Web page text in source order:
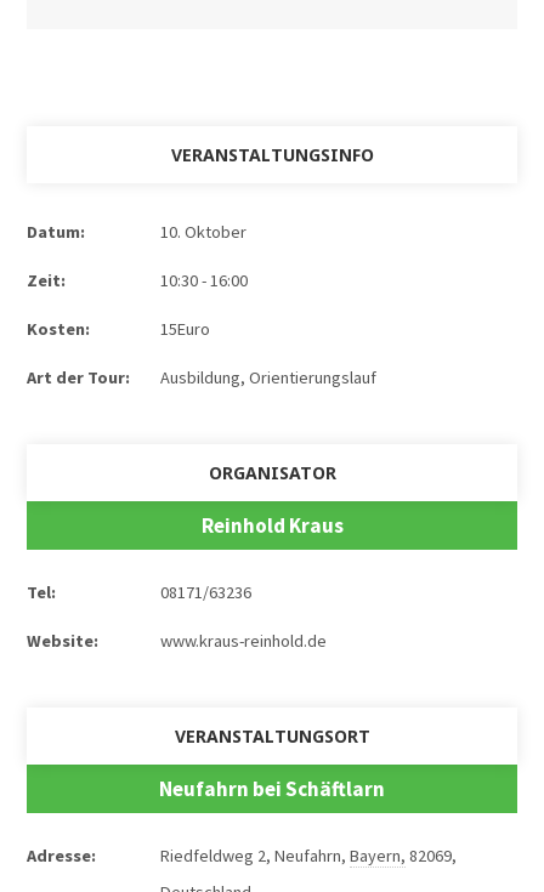
VERANSTALTUNGSINFO
Datum: 10. Oktober
Zeit: 10:30 - 16:00
Kosten: 15Euro
Art der Tour: Ausbildung,Orientierungslauf
ORGANISATOR
Reinhold Kraus
Tel: 08171/63236
Website: www.kraus-reinhold.de
VERANSTALTUNGSORT
Neufahrn bei Schäftlarn
Adresse: Riedfeldweg 2, Neufahrn, Bayern, 82069,